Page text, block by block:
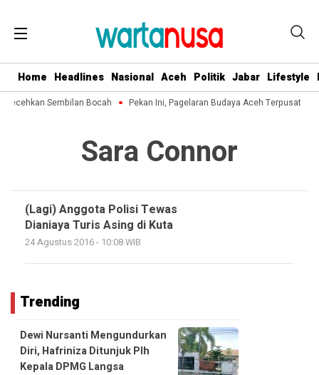
Home Headlines Nasional Aceh Politik Jabar Lifestyle
Lecehkan Sembilan Bocah Pekan Ini, Pagelaran Budaya Aceh Terpusat di
Sara Connor
(Lagi) Anggota Polisi Tewas
Dianiaya Turis Asing di Kuta
24 Agustus 2016 - 10:08 WIB
Trending
Dewi Nursanti Mengundurkan
Diri, Hafriniza Ditunjuk Plh
Kepala DPMG Langsa